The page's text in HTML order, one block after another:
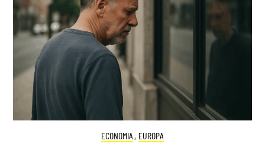
ECONOMIA , EUROPA